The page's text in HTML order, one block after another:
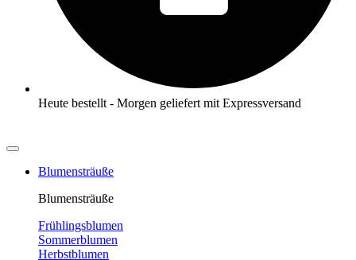
Heute bestellt - Morgen geliefert mit Expressversand
Blumensträuße
Blumensträuße
Frühlingsblumen
Sommerblumen
Herbstblumen